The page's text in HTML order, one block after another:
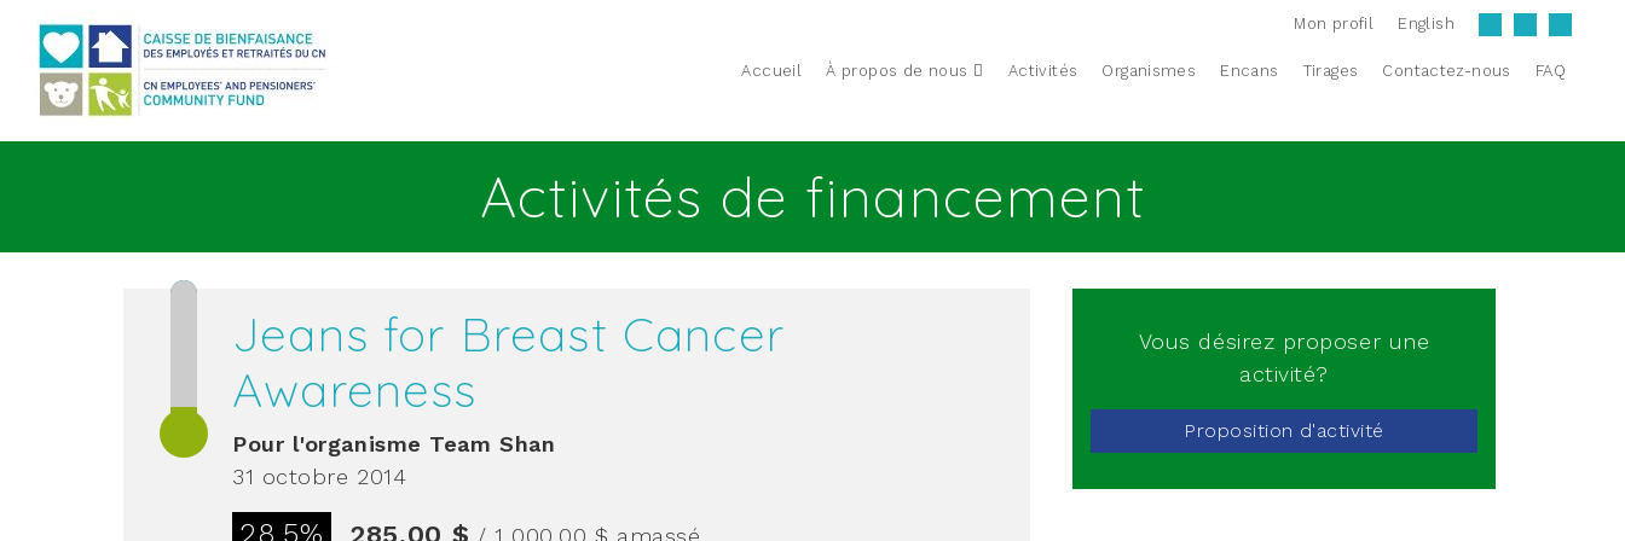
Accueil À propos de nous Activités Organismes Encans Tirages Contactez-nous FAQ
Mon profil English
Activités de financement
Jeans for Breast Cancer
Awareness
Pour l'organisme Team Shan
31 octobre 2014
28.5% 285,00 $ / 1 000,00 $ amassé
Vous désirez proposer une
activité?
Proposition d'activité